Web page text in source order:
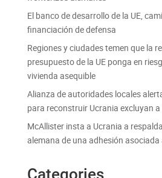
El banco de desarrollo de la UE,
financiación de defensa
Regiones y ciudades temen que la
presupuesto de la UE ponga en
vivienda asequible
Alianza de autoridades locales
para reconstruir Ucrania excluyan
McAllister insta a Ucrania a
alemana de una adhesión asociada
Categories